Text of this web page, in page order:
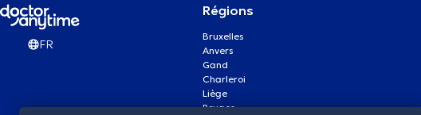
FR
Régions
Bruxelles
Anvers
Gand
Charleroi
Liège
Bruges